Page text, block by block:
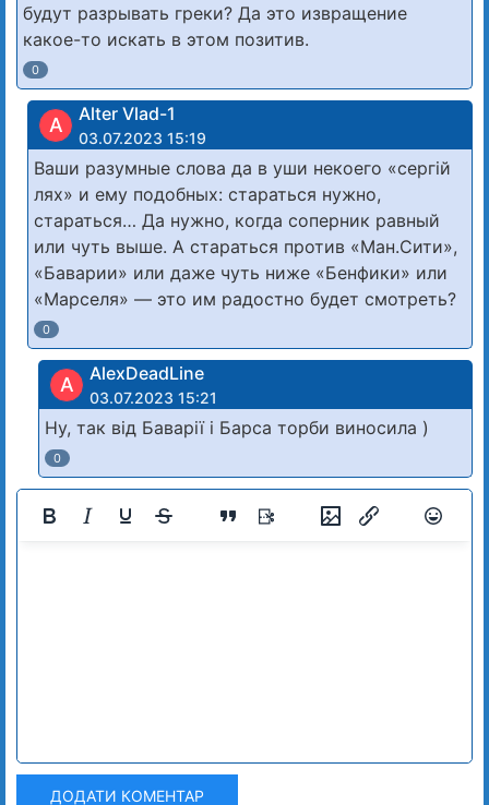
будут разрывать греки? Да это извращение
какое-то искать в этом позитив.
0
A Alter Vlad-1
03.07.2023 15:19
Ваши разумные слова да в уши некоего «сергій
лях» и ему подобных: стараться нужно,
стараться… Да нужно, когда соперник равный
или чуть выше. А стараться против «Ман.Сити»,
«Баварии» или даже чуть ниже «Бенфики» или
«Марселя» — это им радостно будет смотреть?
0
A AlexDeadLine
03.07.2023 15:21
Ну, так від Баварії і Барса торби виносила )
0
ДОДАТИ КОМЕНТАР